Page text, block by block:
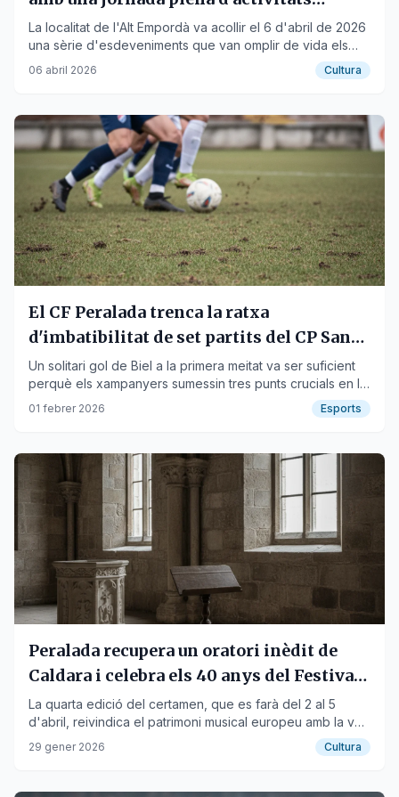
festives
La localitat de l'Alt Empordà va acollir el 6 d'abril de 2026
una sèrie d'esdeveniments que van omplir de vida els
seus carrers.
06 abril 2026 Cultura
El CF Peralada trenca la ratxa
d'imbatibilitat de set partits del CP San
Cristóbal
Un solitari gol de Biel a la primera meitat va ser suficient
perquè els xampanyers sumessin tres punts crucials en la
Jornada 20 de la Tercera Federació.
01 febrer 2026 Esports
Peralada recupera un oratori inèdit de
Caldara i celebra els 40 anys del Festival
de Pasqua
La quarta edició del certamen, que es farà del 2 al 5
d'abril, reivindica el patrimoni musical europeu amb la veu
com a fil conductor.
29 gener 2026 Cultura